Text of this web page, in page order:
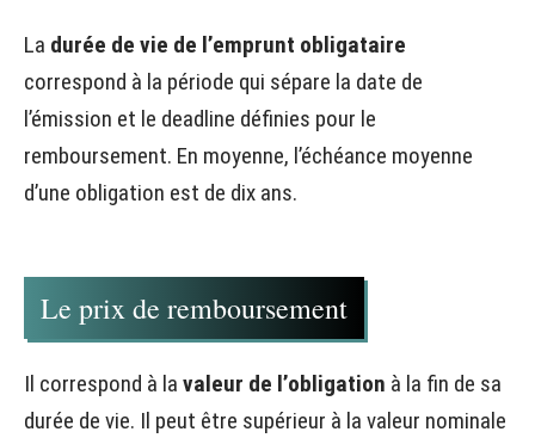
La durée de vie de l’emprunt obligataire
correspond à la période qui sépare la date de
l’émission et le deadline définies pour le
remboursement. En moyenne, l’échéance moyenne
d’une obligation est de dix ans.
Le prix de remboursement
Il correspond à la valeur de l’obligation à la fin de sa
durée de vie. Il peut être supérieur à la valeur nominale